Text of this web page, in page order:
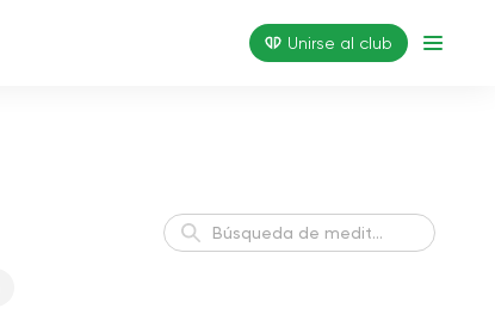
Unirse al club